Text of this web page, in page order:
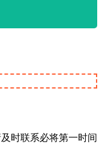
时联系必将第一时间